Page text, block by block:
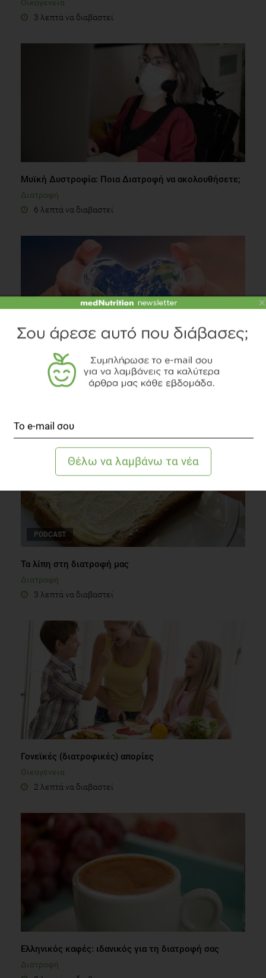
Οικογένεια
3 λεπτά να διαβαστεί
Μυϊκή Δυστροφία: Ποια Διατροφή να ακολουθήσετε;
Διατροφή
6 λεπτά να διαβαστεί
Τα υγιεινά του κόσμου
Συστάσεις Διατροφής
PODCAST
Τα λίπη στη διατροφή μας
Διατροφή
3 λεπτά να διαβαστεί
Γονεϊκές (διατροφικές) απορίες
Οικογένεια
2 λεπτά να διαβαστεί
Ελληνικός καφές: ιδανικός για τη διατροφή σας
Διατροφή
×